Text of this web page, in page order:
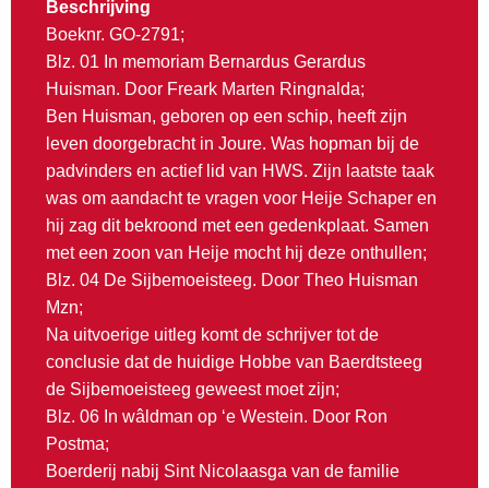
Beschrijving
Boeknr. GO-2791;
Blz. 01 In memoriam Bernardus Gerardus
Huisman. Door Freark Marten Ringnalda;
Ben Huisman, geboren op een schip, heeft zijn
leven doorgebracht in Joure. Was hopman bij de
padvinders en actief lid van HWS. Zijn laatste taak
was om aandacht te vragen voor Heije Schaper en
hij zag dit bekroond met een gedenkplaat. Samen
met een zoon van Heije mocht hij deze onthullen;
Blz. 04 De Sijbemoeisteeg. Door Theo Huisman
Mzn;
Na uitvoerige uitleg komt de schrijver tot de
conclusie dat de huidige Hobbe van Baerdtsteeg
de Sijbemoeisteeg geweest moet zijn;
Blz. 06 In wâldman op ‘e Westein. Door Ron
Postma;
Boerderij nabij Sint Nicolaasga van de familie